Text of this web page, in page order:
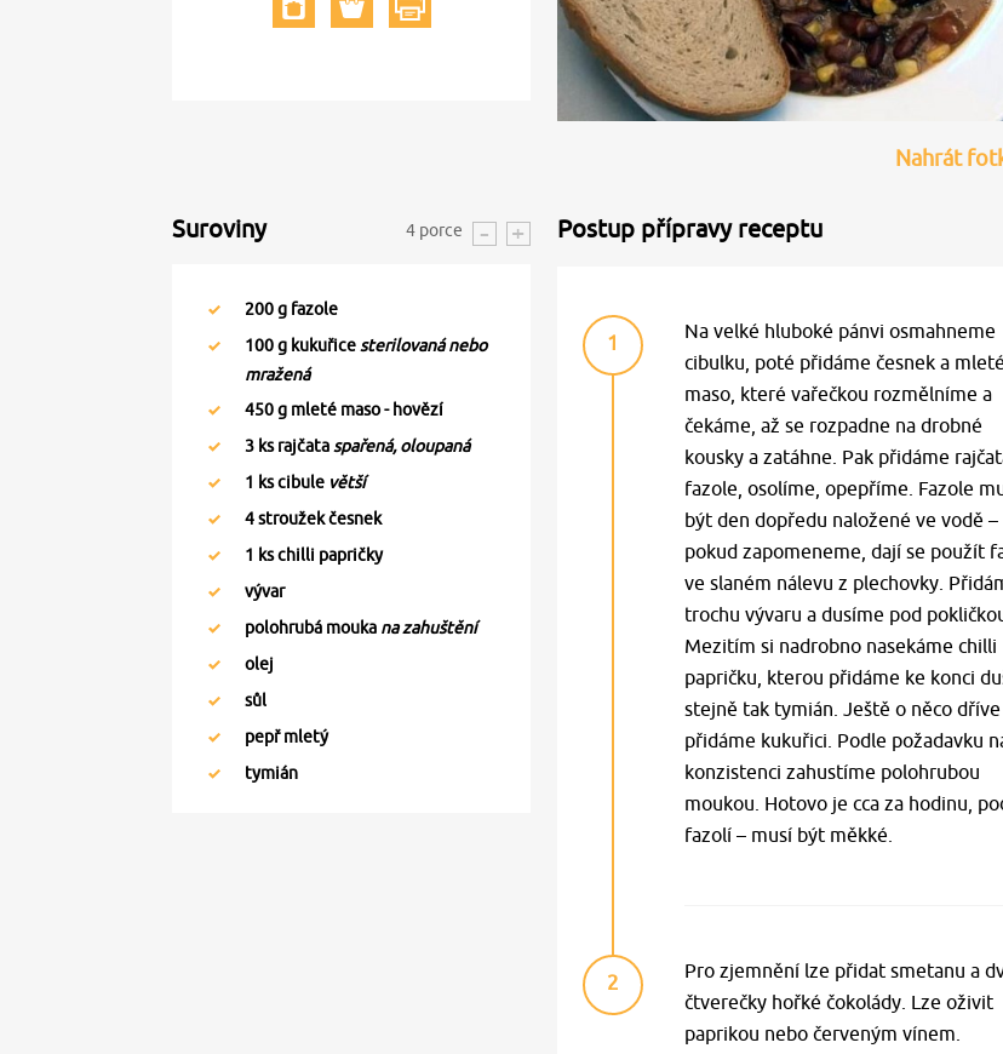
Nahrát
Suroviny 4 porce
200g fazole
100g kukuřice sterilovaná nebo
mražená
450g mleté maso - hovězí
3 ks rajčata spařená, oloupaná
1 ks cibule větší
4stroužek česnek
1 ks chilli papričky
vývar
polohrubá mouka na zahuštění
olej
sůl
pepř mletý
tymián
Postup přípravy receptu
1
Na velké hluboké pánvi osmahneme
cibulku, poté přidáme česnek a mleté
maso, které vařečkou rozmělníme a
čekáme, až se rozpadne na drobné
kousky a zatáhne. Pak přidáme
fazole, osolíme, opepříme. Fazole
být den dopředu naložené ve vodě –
pokud zapomeneme, dají se použít
ve slaném nálevu z plechovky.
trochu vývaru a dusíme pod
Mezitím si nadrobno nasekáme chilli
papričku, kterou přidáme ke konci
stejně tak tymián. Ještě o něco dříve
přidáme kukuřici. Podle požadavku
konzistenci zahustíme polohrubou
moukou. Hotovo je cca za hodinu,
fazolí – musí být měkké.
2
Pro zjemnění lze přidat smetanu a
čtverečky hořké čokolády. Lze oživit
paprikou nebo červeným vínem.